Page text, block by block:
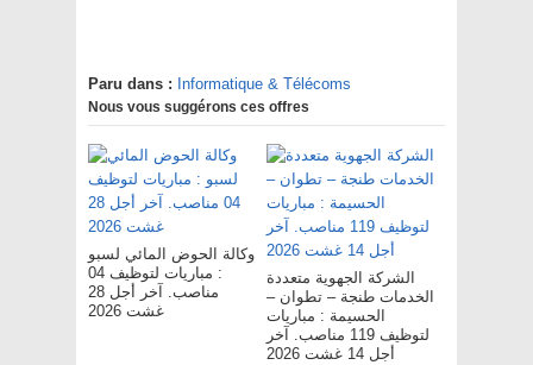
Paru dans : Informatique & Télécoms
Nous vous suggérons ces offres
وكالة الحوض المائي لسبو
: مباريات لتوظيف 04
مناصب. آخر أجل 28
غشت 2026
الشركة الجهوية متعددة
الخدمات طنجة – تطوان –
الحسيمة : مباريات
لتوظيف 119 مناصب. آخر
أجل 14 غشت 2026